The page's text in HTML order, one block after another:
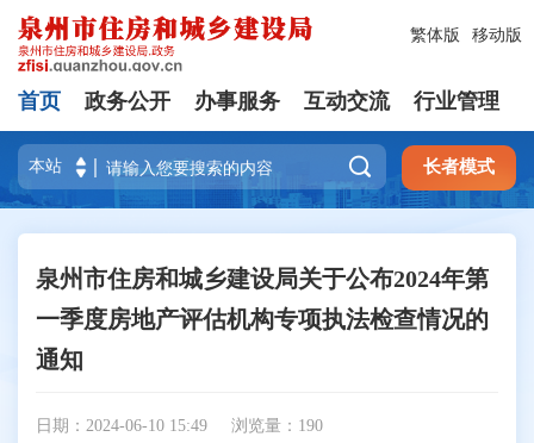
繁体版 移动版
首页 政务公开 办事服务 互动交流 行业管理
 长者模式
泉州市住房和城乡建设局关于公布2024年第
一季度房地产评估机构专项执法检查情况的
通知
日期：2024-06-10 15:49 浏览量： 190